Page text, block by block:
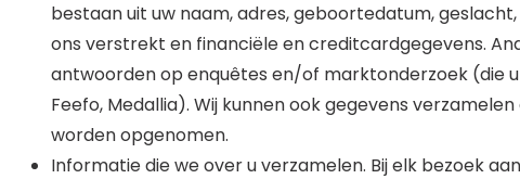
bestaan uit uw naam, adres, geboortedatum,
ons verstrekt en financiële en creditcardgegevens.
antwoorden op enquêtes en/of marktonderzoek (die
Feefo, Medallia). Wij kunnen ook gegevens
worden opgenomen.
Informatie die we over u verzamelen. Bij elk bezoek